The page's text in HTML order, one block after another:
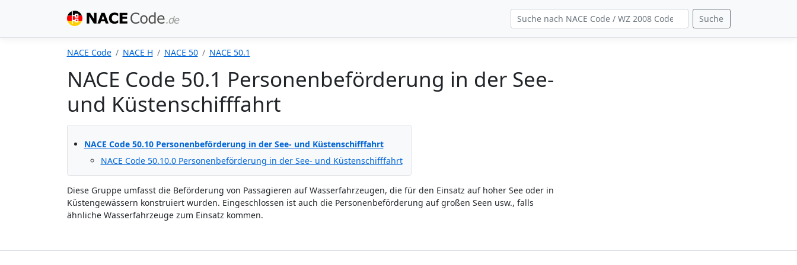
Suche
NACE Code NACE H NACE 50 NACE 50.1
NACE Code 50.1 Personenbeförderung in der See-
und Küstenschifffahrt
NACE Code 50.10 Personenbeförderung in der See- und Küstenschifffahrt
NACE Code 50.10.0 Personenbeförderung in der See- und Küstenschifffahrt
Diese Gruppe umfasst die Beförderung von Passagieren auf Wasserfahrzeugen, die für den Einsatz auf hoher See oder in
Küstengewässern konstruiert wurden. Eingeschlossen ist auch die Personenbeförderung auf großen Seen usw., falls
ähnliche Wasserfahrzeuge zum Einsatz kommen.